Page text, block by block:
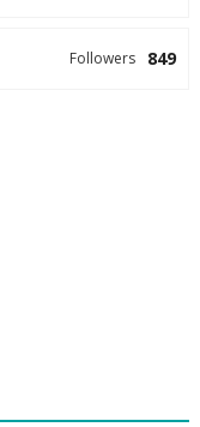
849
Followers